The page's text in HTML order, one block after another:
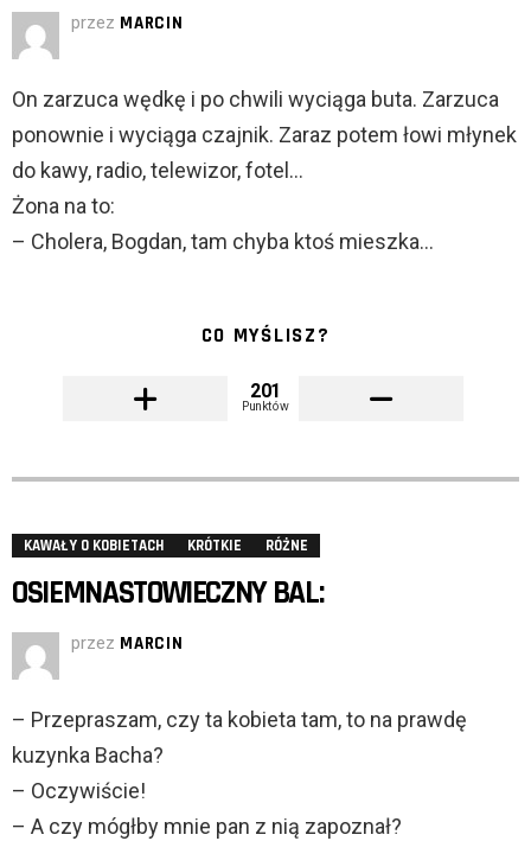
przez MARCIN
On zarzuca wędkę i po chwili wyciąga buta. Zarzuca
ponownie i wyciąga czajnik. Zaraz potem łowi młynek
do kawy, radio, telewizor, fotel…
Żona na to:
– Cholera, Bogdan, tam chyba ktoś mieszka…
CO MYŚLISZ?
201
Punktów
KAWAŁY O KOBIETACH KRÓTKIE RÓŻNE
OSIEMNASTOWIECZNY BAL:
przez MARCIN
– Przepraszam, czy ta kobieta tam, to na prawdę
kuzynka Bacha?
– Oczywiście!
– A czy mógłby mnie pan z nią zapoznał?